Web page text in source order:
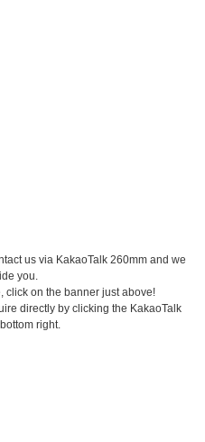
us via KakaoTalk 260mm and we
you.
click on the banner just above!
directly by clicking the KakaoTalk
right.